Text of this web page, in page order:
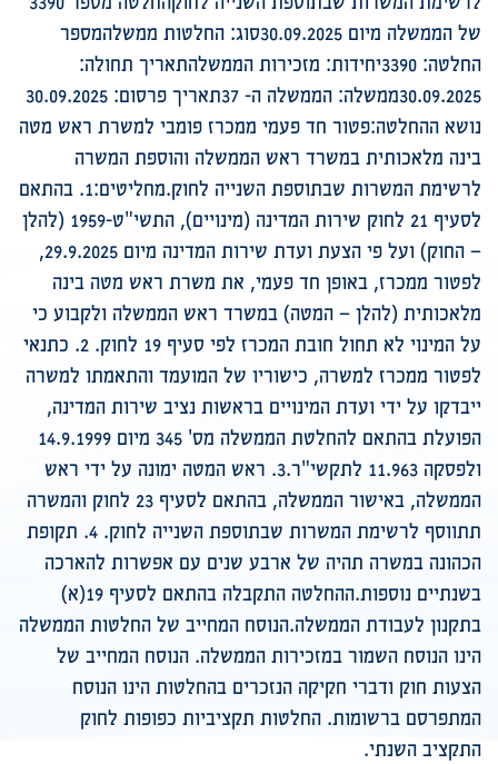
של הממשלה מיום 30.09.2025סוג: החלטות ממשלהמספר
החלטה: 3390יחידות: מזכירות הממשלהתאריך תחולה:
30.09.2025ממשלה: הממשלה ה- 37תאריך פרסום: 30.09.2025
נושא ההחלטה:פטור חד פעמי ממכרז פומבי למשרת ראש מטה
בינה מלאכותית במשרד ראש הממשלה והוספת המשרה
לרשימת המשרות שבתוספת השנייה לחוק.מחליטים:1. בהתאם
לסעיף 21 לחוק שירות המדינה (מינויים), התשי"ט-1959 (להלן
– החוק) ועל פי הצעת ועדת שירות המדינה מיום 29.9.2025,
לפטור ממכרז, באופן חד פעמי, את משרת ראש מטה בינה
מלאכותית (להלן – המטה) במשרד ראש הממשלה ולקבוע כי
על המינוי לא תחול חובת המכרז לפי סעיף 19 לחוק. 2. כתנאי
לפטור ממכרז למשרה, כישוריו של המועמד והתאמתו למשרה
ייבדקו על ידי ועדת המינויים בראשות נציב שירות המדינה,
הפועלת בהתאם להחלטת הממשלה מס' 345 מיום 14.9.1999
ולפסקה 11.963 לתקשי"ר.3. ראש המטה ימונה על ידי ראש
הממשלה, באישור הממשלה, בהתאם לסעיף 23 לחוק והמשרה
תתווסף לרשימת המשרות שבתוספת השנייה לחוק. 4. תקופת
הכהונה במשרה תהיה של ארבע שנים עם אפשרות להארכה
בשנתיים נוספות.ההחלטה התקבלה בהתאם לסעיף 19(א)
בתקנון לעבודת הממשלה.הנוסח המחייב של החלטות הממשלה
הינו הנוסח השמור במזכירות הממשלה. הנוסח המחייב של
הצעות חוק ודברי חקיקה הנזכרים בהחלטות הינו הנוסח
המתפרסם ברשומות. החלטות תקציביות כפופות לחוק
התקציב השנתי.